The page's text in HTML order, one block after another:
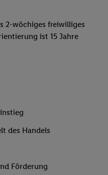
2-wöchiges freiwilliges
ist 15 Jahre
des Handels
Förderung